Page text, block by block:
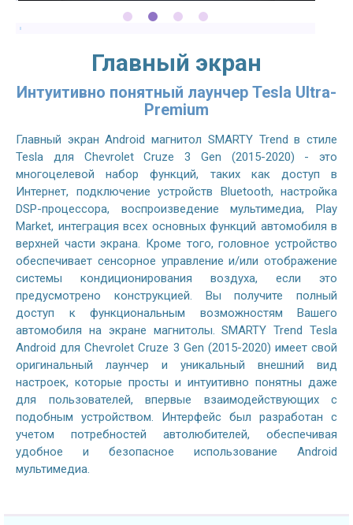
Главный экран
Интуитивно понятный лаунчер Tesla Ultra-
Premium
Главный экран Android магнитол SMARTY Trend в стиле
Tesla для Chevrolet Cruze 3 Gen (2015-2020) - это
многоцелевой набор функций, таких как доступ в
Интернет, подключение устройств Bluetooth, настройка
DSP-процессора, воспроизведение мультимедиа, Play
Market, интеграция всех основных функций автомобиля в
верхней части экрана. Кроме того, головное устройство
обеспечивает сенсорное управление и/или отображение
системы кондиционирования воздуха, если это
предусмотрено конструкцией. Вы получите полный
доступ к функциональным возможностям Вашего
автомобиля на экране магнитолы. SMARTY Trend Tesla
Android для Chevrolet Cruze 3 Gen (2015-2020) имеет свой
оригинальный лаунчер и уникальный внешний вид
настроек, которые просты и интуитивно понятны даже
для пользователей, впервые взаимодействующих с
подобным устройством. Интерфейс был разработан с
учетом потребностей автолюбителей, обеспечивая
удобное и безопасное использование Android
мультимедиа.